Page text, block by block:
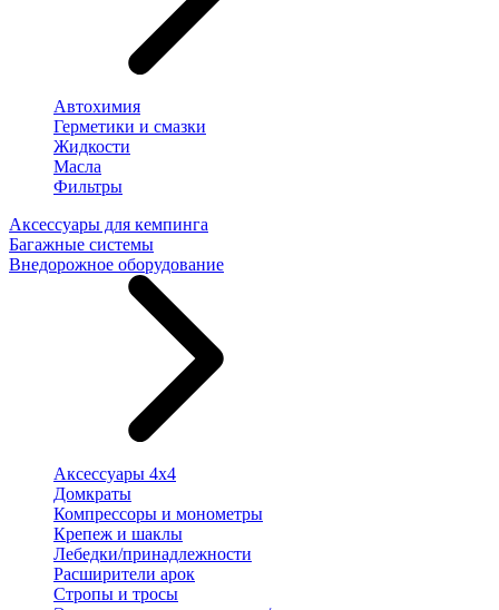
Автохимия
Герметики и смазки
Жидкости
Масла
Фильтры
Аксессуары для кемпинга
Багажные системы
Внедорожное оборудование
Аксессуары 4х4
Домкраты
Компрессоры и монометры
Крепеж и шаклы
Лебедки/принадлежности
Расширители арок
Стропы и тросы